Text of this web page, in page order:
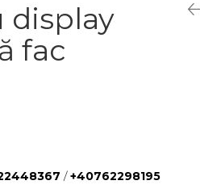
display
fac
/+40762298195